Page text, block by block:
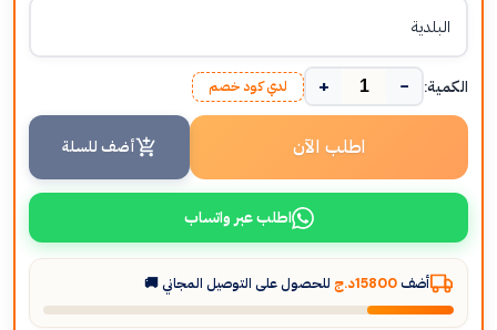
الكمية: −
+ لدي كود خصم
اطلب الآن أضف للسلة
اطلب عبر واتساب
أضف 15800د.ج للحصول على التوصيل المجاني 🚚